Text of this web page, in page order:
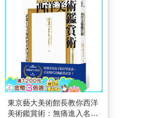
東京藝大美術館長教你西洋
美術鑑賞術：無痛進入名畫